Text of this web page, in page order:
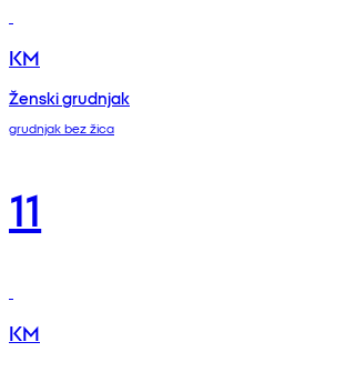
KM
Ženski grudnjak
grudnjak bez žica
11
KM